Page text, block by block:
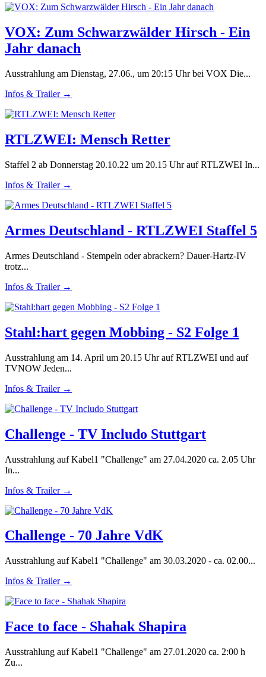
VOX: Zum Schwarzwälder Hirsch - Ein
Jahr danach
Ausstrahlung am Dienstag, 27.06., um 20:15 Uhr bei VOX Die...
Infos & Trailer →
RTLZWEI: Mensch Retter
Staffel 2 ab Donnerstag 20.10.22 um 20.15 Uhr auf RTLZWEI In...
Infos & Trailer →
Armes Deutschland - RTLZWEI Staffel 5
Armes Deutschland - Stempeln oder abrackern? Dauer-Hartz-IV
trotz...
Infos & Trailer →
Stahl:hart gegen Mobbing - S2 Folge 1
Ausstrahlung am 14. April um 20.15 Uhr auf RTLZWEI und auf
TVNOW Jeden...
Infos & Trailer →
Challenge - TV Includo Stuttgart
Ausstrahlung auf Kabel1 "Challenge" am 27.04.2020 ca. 2.05 Uhr
In...
Infos & Trailer →
Challenge - 70 Jahre VdK
Ausstrahlung auf Kabel1 "Challenge" am 30.03.2020 - ca. 02.00...
Infos & Trailer →
Face to face - Shahak Shapira
Ausstrahlung auf Kabel1 "Challenge" am 27.01.2020 ca. 2:00 h
Zu...